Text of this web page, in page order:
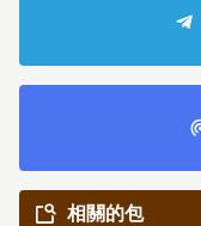
相關的包